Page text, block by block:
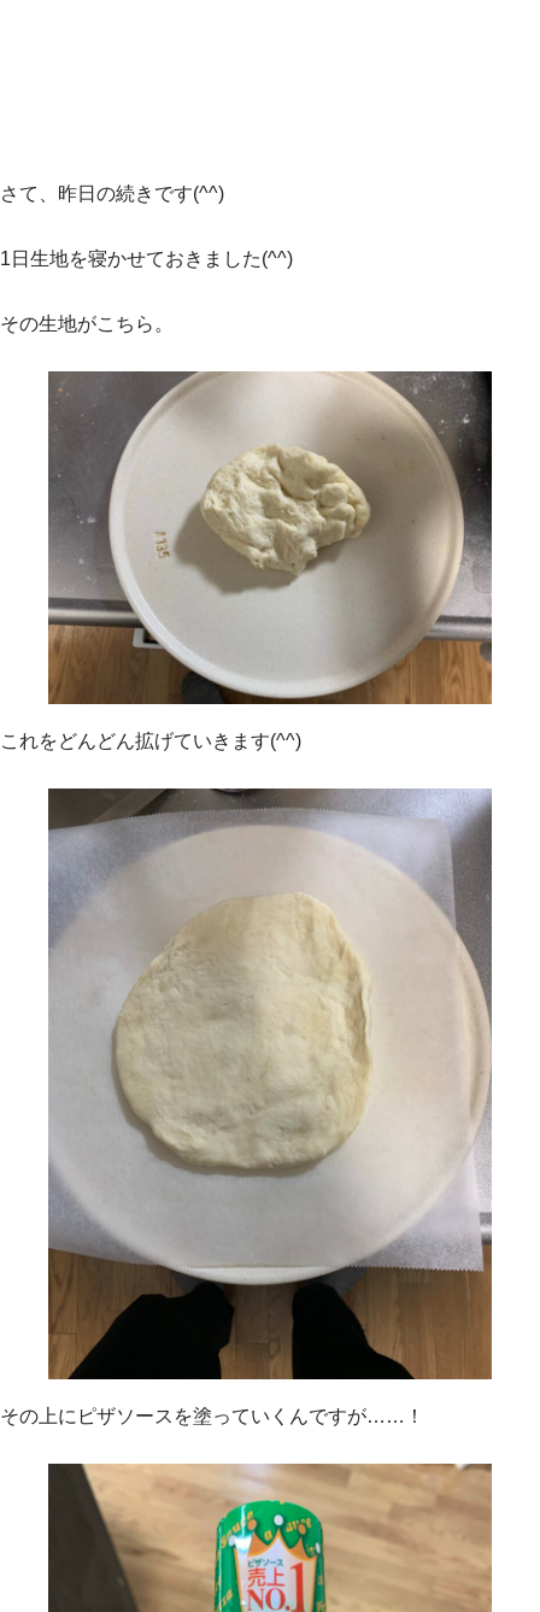
さて、昨日の続きです(^^)
1日生地を寝かせておきました(^^)
その生地がこちら。
これをどんどん拡げていきます(^^)
その上にピザソースを塗っていくんですが……！